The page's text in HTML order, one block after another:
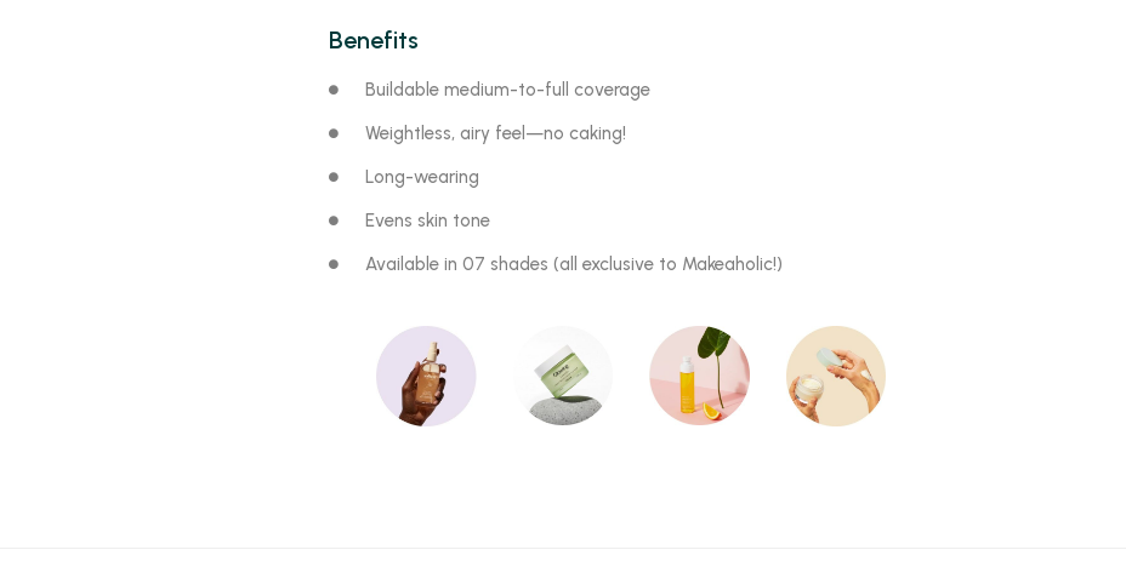
Benefits
Buildable medium-to-full coverage
Weightless, airy feel—no caking!
Long-wearing
Evens skin tone
Available in 07 shades (all exclusive to Makeaholic!)